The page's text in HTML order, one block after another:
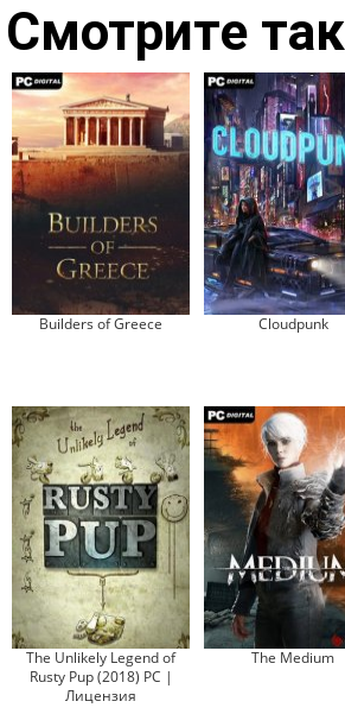
Смотрите
Builders of Greece Cloudpunk
The Unlikely Legend of
Rusty Pup (2018) PC |
Лицензия
The Medium